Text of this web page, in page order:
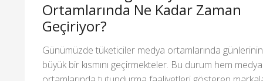
Ortamlarında Ne Kadar Zaman
Geçiriyor?
Günümüzde tüketiciler medya ortamlarında günlerinin
büyük bir kısmını geçirmekteler. Bu durum hem medya